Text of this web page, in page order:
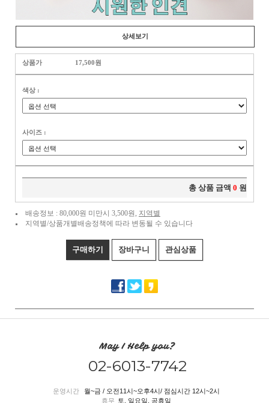
상세보기
상품가 17,500원
색상 :
사이즈 :
총 상품 금액 0 원
배송정보 : 80,000원 미만시 3,500원, 지역별
지역별/상품개별배송정책에 따라 변동될 수 있습니다
구매하기 장바구니 관심상품
May I Help you?
02-6013-7742
운영시간
월~금 / 오전11시~오후4시/ 점심시간 12시~2시
휴무
토, 일요일, 공휴일